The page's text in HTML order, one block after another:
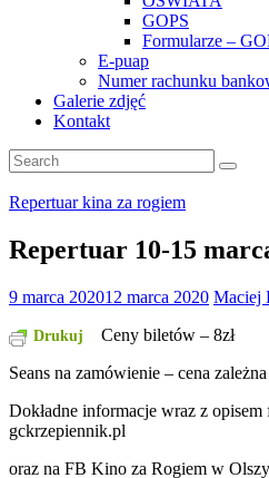
GOPS
Formularze –
E-puap
Numer rachunku
Galerie zdjęć
Kontakt
Repertuar kina za rogiem
Repertuar 10-15
9 marca 202012 marca 2020 Maciej
Drukuj
Ceny biletów – 8zł
Seans na zamówienie – cena
Dokładne informacje wraz z
gckrzepiennik.pl
oraz na FB Kino za Rogiem w